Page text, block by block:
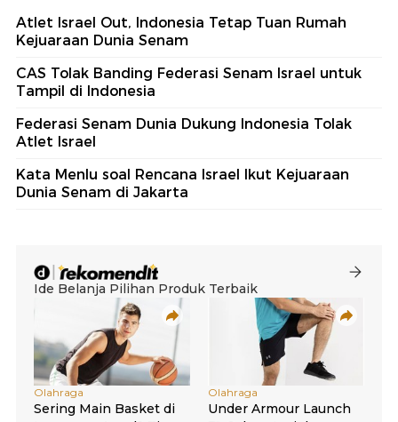
Atlet Israel Out, Indonesia Tetap Tuan Rumah
Kejuaraan Dunia Senam
CAS Tolak Banding Federasi Senam Israel untuk
Tampil di Indonesia
Federasi Senam Dunia Dukung Indonesia Tolak
Atlet Israel
Kata Menlu soal Rencana Israel Ikut Kejuaraan
Dunia Senam di Jakarta